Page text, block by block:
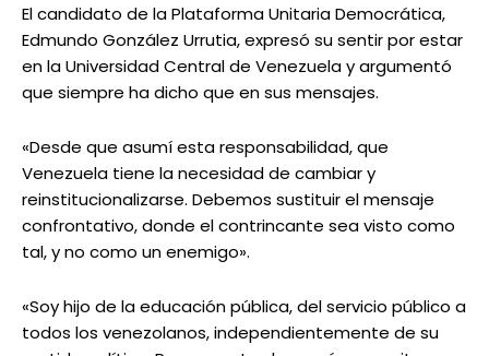
El candidato de la Plataforma Unitaria Democrática,
Edmundo González Urrutia, expresó su sentir por estar
en la Universidad Central de Venezuela y argumentó
que siempre ha dicho que en sus mensajes.
«Desde que asumí esta responsabilidad, que
Venezuela tiene la necesidad de cambiar y
reinstitucionalizarse. Debemos sustituir el mensaje
confrontativo, donde el contrincante sea visto como
tal, y no como un enemigo».
«Soy hijo de la educación pública, del servicio público a
todos los venezolanos, independientemente de su